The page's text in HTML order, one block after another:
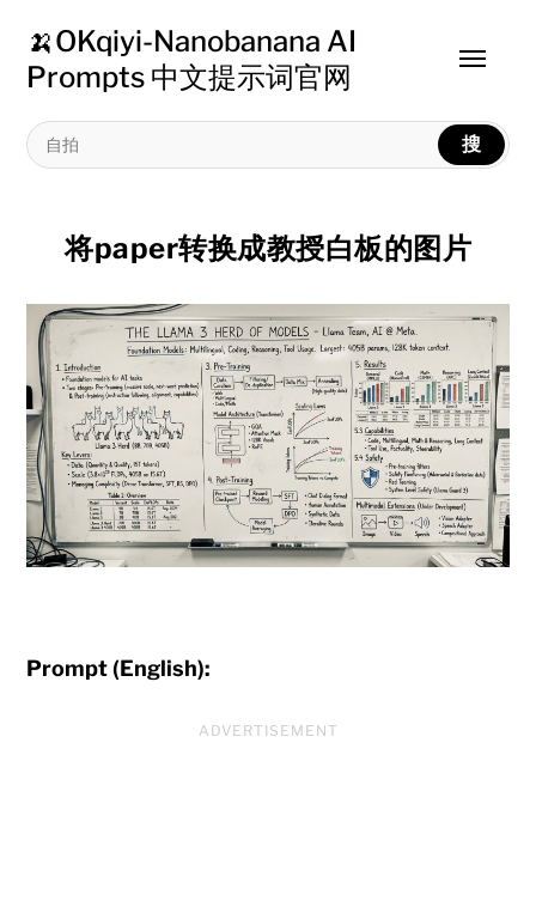
🍌OKqiyi-Nanobanana AI
Prompts 中文提示词官网
搜
Toggle
将paper转换成教授白板的图片
Prompt (English):
ADVERTISEMENT